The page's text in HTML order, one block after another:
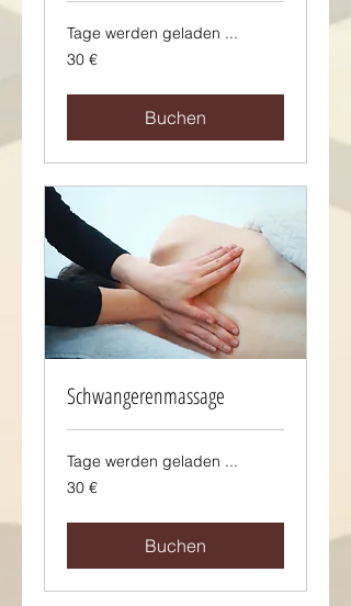
Tage werden geladen ...
30
Euro
30 €
Buchen
Schwangerenmassage
Tage werden geladen ...
30
Euro
30 €
Buchen